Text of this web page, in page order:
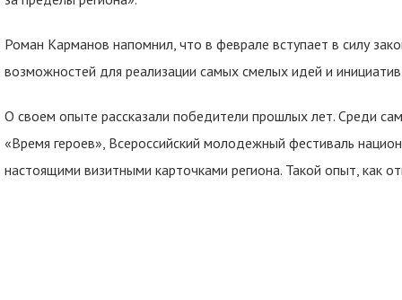
Роман Карманов напомнил, что в феврале вступает в силу
возможностей для реализации самых смелых идей и
О своем опыте рассказали победители прошлых лет. Среди
«Время героев», Всероссийский молодежный фестиваль
настоящими визитными карточками региона. Такой опыт, как